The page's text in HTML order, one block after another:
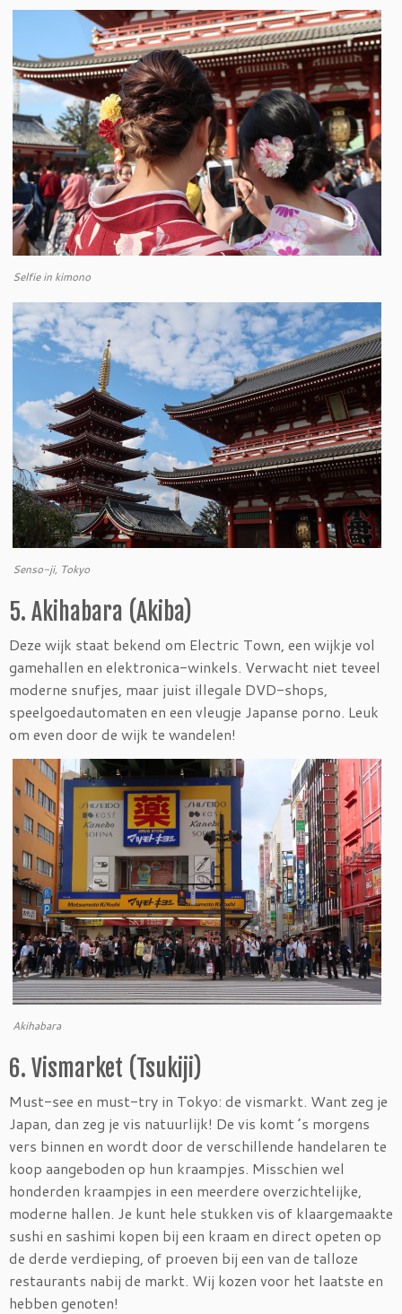
Selfie in kimono
Senso-ji, Tokyo
5. Akihabara (Akiba)
Deze wijk staat bekend om Electric Town, een wijkje vol
gamehallen en elektronica-winkels. Verwacht niet teveel
moderne snufjes, maar juist illegale DVD-shops,
speelgoedautomaten en een vleugje Japanse porno. Leuk
om even door de wijk te wandelen!
Akihabara
6. Vismarket (Tsukiji)
Must-see en must-try in Tokyo: de vismarkt. Want zeg je
Japan, dan zeg je vis natuurlijk! De vis komt ’s morgens
vers binnen en wordt door de verschillende handelaren te
koop aangeboden op hun kraampjes. Misschien wel
honderden kraampjes in een meerdere overzichtelijke,
moderne hallen. Je kunt hele stukken vis of klaargemaakte
sushi en sashimi kopen bij een kraam en direct opeten op
de derde verdieping, of proeven bij een van de talloze
restaurants nabij de markt. Wij kozen voor het laatste en
hebben genoten!